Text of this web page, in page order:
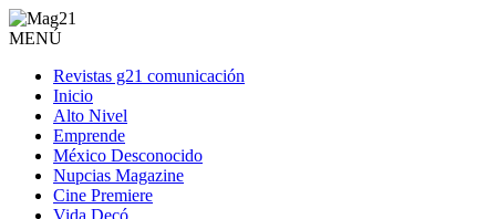
MENÚ
Revistas g21 comunicación
Inicio
Alto Nivel
Emprende
México Desconocido
Nupcias Magazine
Cine Premiere
Vida Decó